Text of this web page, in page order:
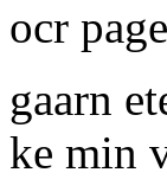
ocr
gaarn
ke min